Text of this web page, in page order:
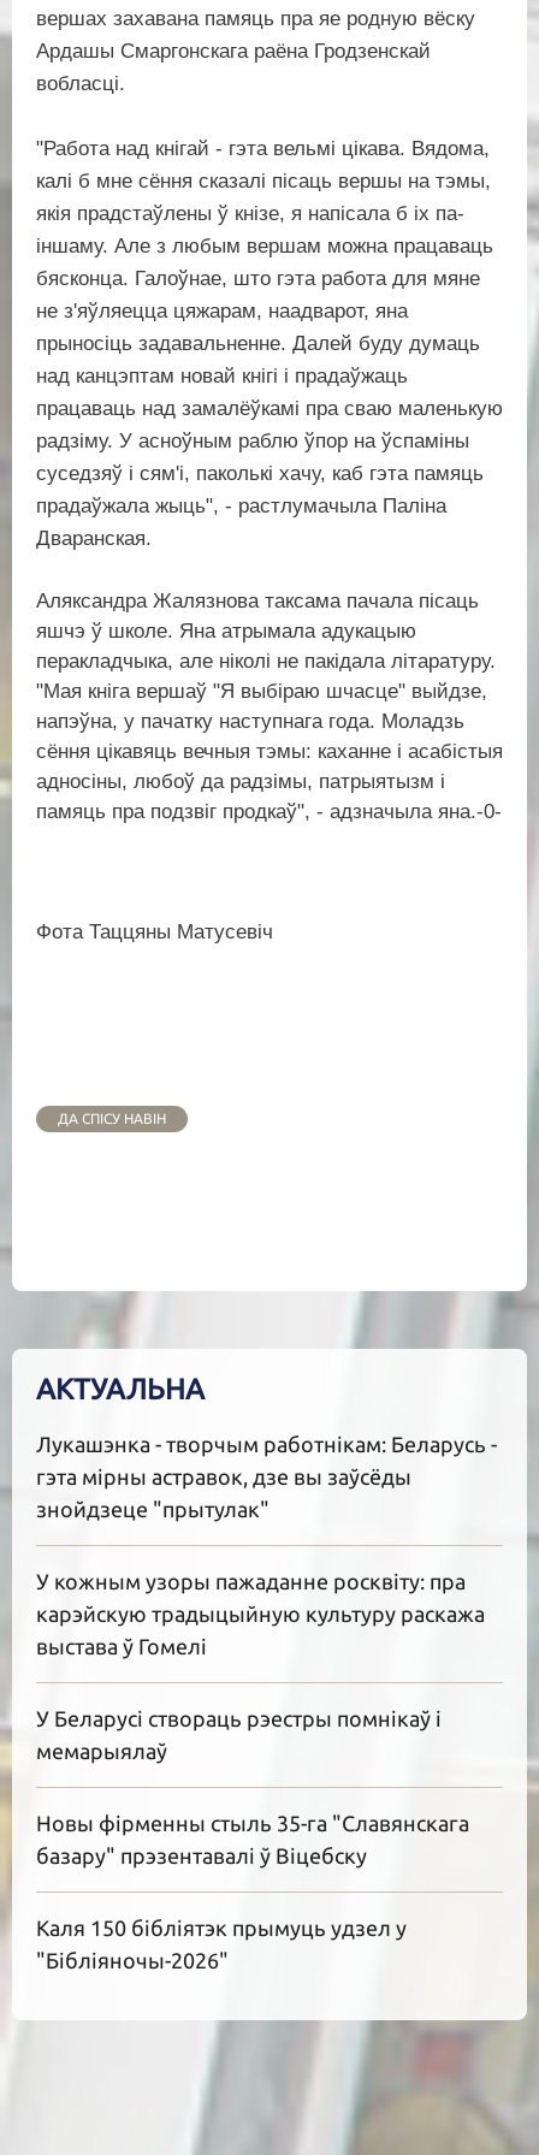
вершах захавана памяць пра яе родную вёску
Ардашы Смаргонскага раёна Гродзенскай
вобласці.
"Работа над кнігай - гэта вельмі цікава. Вядома,
калі б мне сёння сказалі пісаць вершы на тэмы,
якія прадстаўлены ў кнізе, я напісала б іх па-
іншаму. Але з любым вершам можна працаваць
бясконца. Галоўнае, што гэта работа для мяне
не з'яўляецца цяжарам, ​​наадварот, яна
прыносіць задавальненне. Далей буду думаць
над канцэптам новай кнігі і прадаўжаць
працаваць над замалёўкамі пра сваю маленькую
радзіму. У асноўным раблю ўпор на ўспаміны
суседзяў і сям'і, паколькі хачу, каб гэта памяць
прадаўжала жыць", - растлумачыла Паліна
Дваранская.
Аляксандра Жалязнова таксама пачала пісаць
яшчэ ў школе. Яна атрымала адукацыю
перакладчыка, але ніколі не пакідала літаратуру.
"Мая кніга вершаў "Я выбіраю шчасце" выйдзе,
напэўна, у пачатку наступнага года. Моладзь
сёння цікавяць вечныя тэмы: каханне і асабістыя
адносіны, любоў да радзімы, патрыятызм і
памяць пра подзвіг продкаў", - адзначыла яна.-0-
Фота Таццяны Матусевіч
ДА СПІСУ НАВІН
АКТУАЛЬНА
Лукашэнка - творчым работнікам: Беларусь -
гэта мірны астравок, дзе вы заўсёды
знойдзеце "прытулак"
У кожным узоры пажаданне росквіту: пра
карэйскую традыцыйную культуру раскажа
выстава ў Гомелі
У Беларусі створаць рэестры помнікаў і
мемарыялаў
Новы фірменны стыль 35-га "Славянскага
базару" прэзентавалі ў Віцебску
Каля 150 бібліятэк прымуць удзел у
"Бібліяночы-2026"